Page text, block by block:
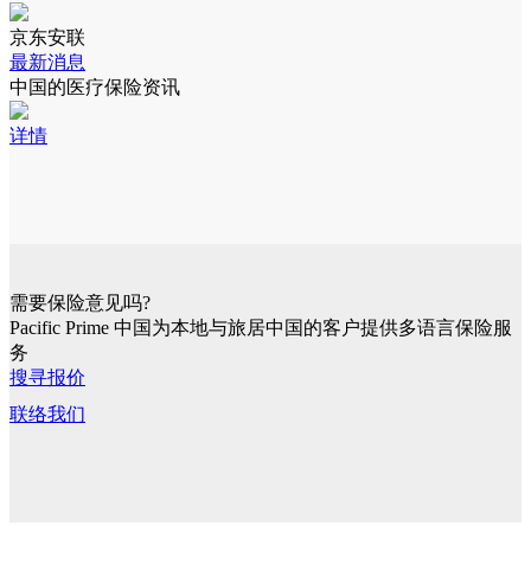
京东安联
最新消息
中国的医疗保险资讯
详情
需要保险意见吗?
Pacific Prime 中国为本地与旅居中国的客户提供多语言保险服
务
搜寻报价
联络我们